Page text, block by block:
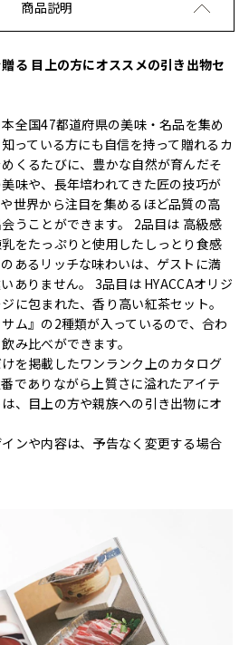
商品説明
る 目上の方にオススメの引き出物セ
全国47都道府県の美味・名品を集め
っている方にも自信を持って贈れるカ
くるたびに、豊かな自然が育んだそ
味や、長年培われてきた匠の技巧が
世界から注目を集めるほど品質の高
うことができます。 2品目は 高級感
をたっぷりと使用したしっとり食感
あるリッチな味わいは、ゲストに満
ありません。 3品目は HYACCAオリジ
に包まれた、香り高い紅茶セット。
ム』の2種類が入っているので、合わ
み比べができます。
を掲載したワンランク上のカタログ
でありながら上質さに溢れたアイテ
、目上の方や親族への引き出物にオ
ンや内容は、予告なく変更する場合